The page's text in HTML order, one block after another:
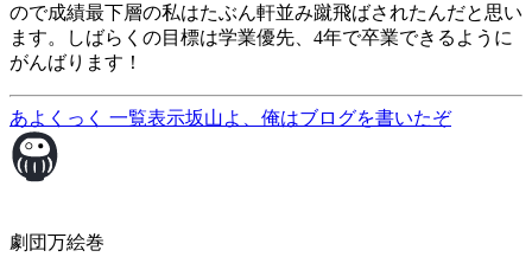
ので成績最下層の私はたぶん軒並み蹴飛ばされたんだと思い
ます。しばらくの目標は学業優先、4年で卒業できるように
がんばります！
あよくっく 一覧表示坂山よ、俺はブログを書いたぞ
劇団万絵巻